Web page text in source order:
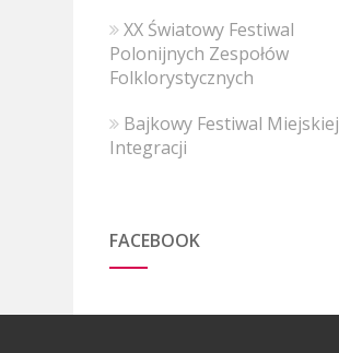
XX Światowy Festiwal
Polonijnych Zespołów
Folklorystycznych
Bajkowy Festiwal Miejskiej
Integracji
FACEBOOK